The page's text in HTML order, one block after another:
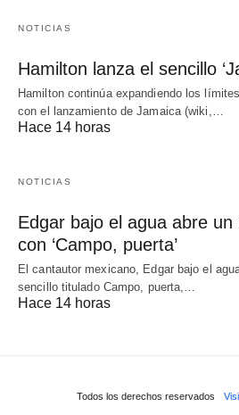
NOTICIAS
Hamilton lanza el sencillo
Hamilton continúa expandiendo los
con el lanzamiento de Jamaica (wiki,…
Hace 14 horas
NOTICIAS
Edgar bajo el agua abre
con ‘Campo, puerta’
El cantautor mexicano, Edgar bajo el
sencillo titulado Campo, puerta,…
Hace 14 horas
Todos los derechos reservados